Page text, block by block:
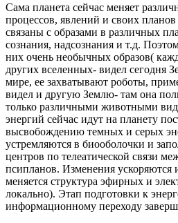
Сама планета сейчас меняет
процессов, явлений и своих
связаны с образами в различных
сознания, надсознания и т.д.
них очень необычных образов(
других вселенных- видел сегодня
мире, ее захватывают роботы,
видел и другую Землю- там она
только различными животными
энергий сейчас идут на планету
высвобождению темных и серых
устремляются в биооболочки и
центров по телеатической связи
псипланов. Изменения ускоряются
меняется структура эфирных и
локально). Этап подготовки к
информационному переходу